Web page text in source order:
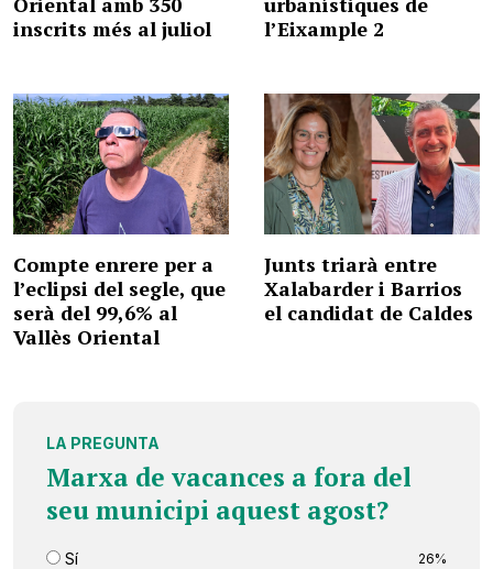
inscrits més al juliol
l’Eixample 2
Compte enrere per a
l’eclipsi del segle, que
serà del 99,6% al
Vallès Oriental
Junts triarà entre
Xalabarder i Barrios
el candidat de Caldes
LA PREGUNTA
Marxa de vacances a fora del
seu municipi aquest agost?
Sí 26%